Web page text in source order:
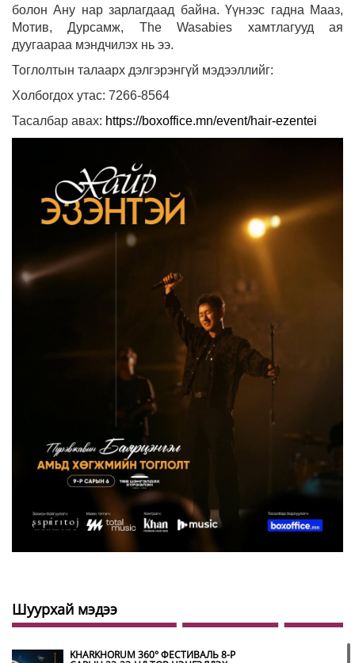
болон Ану нар зарлагдаад байна. Үүнээс гадна Мааз,
Мотив, Дурсамж, The Wasabies хамтлагууд ая
дуугаараа мэндчилэх нь ээ. ​​
Тоглолтын талаарх дэлгэрэнгүй мэдээллийг:​​​​​​
Холбогдох утас: 7266-8564
Тасалбар авах: https://boxoffice.mn/event/hair-ezentei
Шуурхай мэдээ
KHARKHORUM 360° ФЕСТИВАЛЬ 8-Р